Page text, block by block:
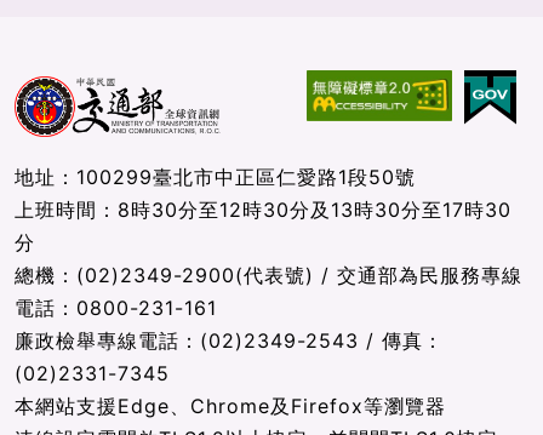
地址：100299臺北市中正區仁愛路1段50號
上班時間：8時30分至12時30分及13時30分至17時30
分
總機：(02)2349-2900(代表號) / 交通部為民服務專線
電話：0800-231-161
廉政檢舉專線電話：(02)2349-2543 / 傳真：
(02)2331-7345
本網站支援Edge、Chrome及Firefox等瀏覽器